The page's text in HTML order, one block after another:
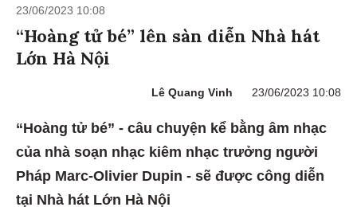
23/06/2023 10:08
“Hoàng tử bé” lên sàn diễn Nhà hát
Lớn Hà Nội
Lê Quang Vinh 23/06/2023 10:08
“Hoàng tử bé” - câu chuyện kể bằng âm nhạc
của nhà soạn nhạc kiêm nhạc trưởng người
Pháp Marc-Olivier Dupin - sẽ được công diễn
tại Nhà hát Lớn Hà Nội